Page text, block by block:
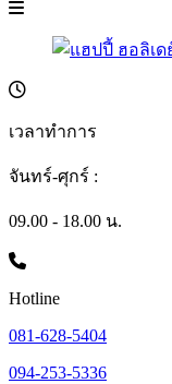
เวลาทำการ
จันทร์-ศุกร์ :
09.00 - 18.00 น.
Hotline
081-628-5404
094-253-5336